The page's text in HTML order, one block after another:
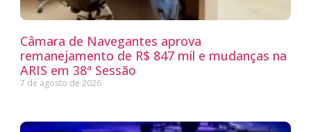
Câmara de Navegantes aprova
remanejamento de R$ 847 mil e mudanças na
ARIS em 38ª Sessão
7 de agosto de 2026